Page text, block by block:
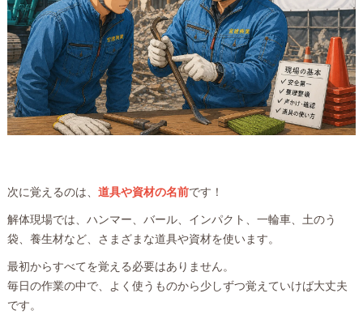
次に覚えるのは、 道具や資材の名前です！
解体現場では、ハンマー、バール、インパクト、一輪車、土のう
袋、養生材など、さまざまな道具や資材を使います。
最初からすべてを覚える必要はありません。
毎日の作業の中で、よく使うものから少しずつ覚えていけば大丈夫
です。